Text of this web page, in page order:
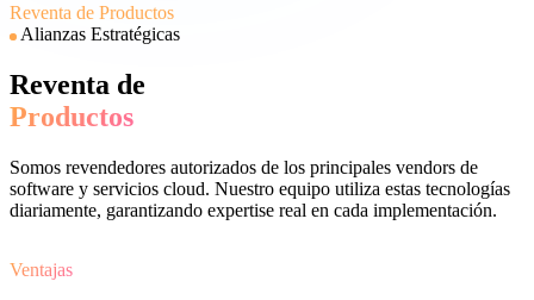
Reventa de Productos
Alianzas Estratégicas
Reventa de
Productos
Somos revendedores autorizados de los principales vendors de
software y servicios cloud. Nuestro equipo utiliza estas tecnologías
diariamente, garantizando expertise real en cada implementación.
Ventajas